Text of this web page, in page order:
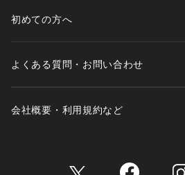
※照明の関係により、実際よりも色味
初めての方へ
よくある質問・お問い合わせ
会社概要・利用規約など